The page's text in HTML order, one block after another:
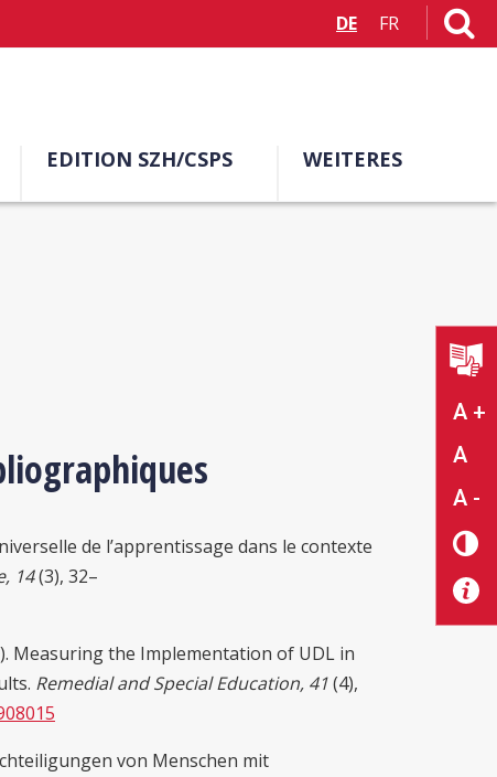
DE FR
EDITION SZH/CSPS WEITERES
A +
A
A -
de l’apprentissage dans le contexte
14(3), 32–
Measuring the Implementation of UDL in
Remedial and Special Education, 41(4),
von Menschen mit